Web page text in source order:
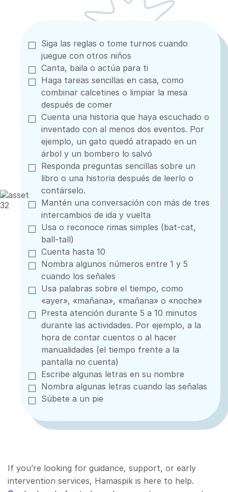
Siga las reglas o tome turnos cuando
juegue con otros niños
Canta, baila o actúa para ti
Haga tareas sencillas en casa, como
combinar calcetines o limpiar la mesa
después de comer
Cuenta una historia que haya escuchado o
inventado con al menos dos eventos. Por
ejemplo, un gato quedó atrapado en un
árbol y un bombero lo salvó
Responda preguntas sencillas sobre un
libro o una historia después de leerlo o
contárselo.
Mantén una conversación con más de tres
intercambios de ida y vuelta
Usa o reconoce rimas simples (bat-cat,
ball-tall)
Cuenta hasta 10
Nombra algunos números entre 1 y 5
cuando los señales
Usa palabras sobre el tiempo, como
«ayer», «mañana», «mañana» o «noche»
Presta atención durante 5 a 10 minutos
durante las actividades. Por ejemplo, a la
hora de contar cuentos o al hacer
manualidades (el tiempo frente a la
pantalla no cuenta)
Escribe algunas letras en su nombre
Nombra algunas letras cuando las señalas
Súbete a un pie
If you’re looking for guidance, support, or early
intervention services, Hamaspik is here to help.